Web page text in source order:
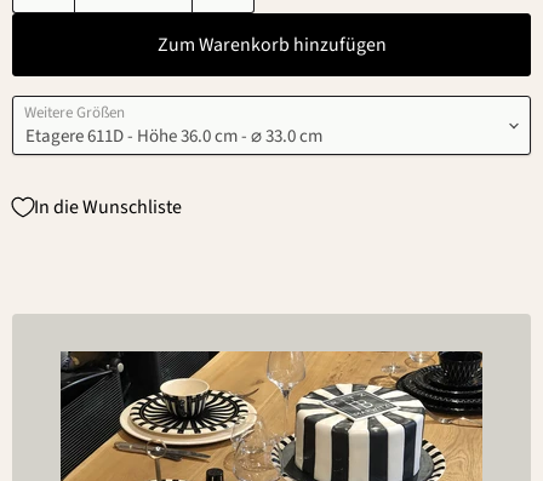
Zum Warenkorb hinzufügen
Weitere Größen
In die Wunschliste